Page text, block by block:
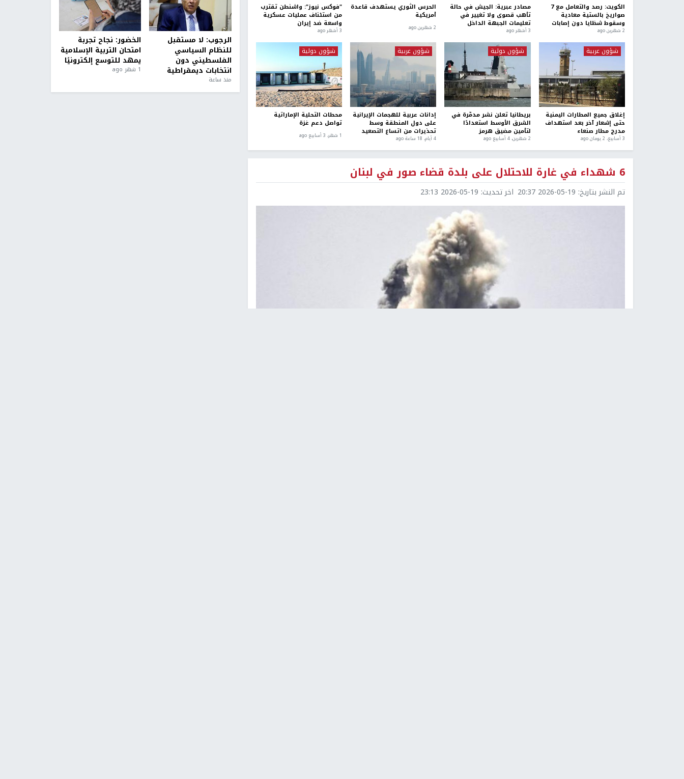
الكويت: رصد والتعامل مع 7
صواريخ بالستية معادية
وسقوط شظايا دون إصابات
2 شهرين ago
مصادر عبرية: الجيش في حالة
تأهب قصوى ولا تغيير في
تعليمات الجبهة الداخل
3 أشهر ago
الحرس الثوري يستهدف قاعدة
أمريكية
2 شهرين ago
"فوكس نيوز": واشنطن تقترب
من استئناف عمليات عسكرية
واسعة ضد إيران
3 أشهر ago
شؤون عربية
إغلاق جميع المطارات اليمنية
حتى إشعار آخر بعد استهداف
مدرج مطار صنعاء
3 أسابيع، 2 يومان ago
شؤون دولية
بريطانيا تعلن نشر مدمّرة في
الشرق الأوسط استعدادًا
لتأمين مضيق هرمز
2 شهرين، 4 أسابيع ago
شؤون عربية
إدانات عربية للهجمات الإيرانية
على دول المنطقة وسط
تحذيرات من اتساع التصعيد
4 أيام، 18 ساعة ago
شؤون دولية
محطات التحلية الإماراتية
تواصل دعم غزة
1 شهر، 3 أسابيع ago
6 شهداء في غارة للاحتلال على بلدة قضاء صور في لبنان
تم النشر بتاريخ: 2026-05-19 20:37 اخر تحديث: 2026-05-19 23:13
الرجوب: لا مستقبل
للنظام السياسي
الفلسطيني دون
انتخابات ديمقراطية
منذ ساعة
الخضور: نجاح تجربة
امتحان التربية الإسلامية
يمهد للتوسع إلكترونيًا
1 شهر ago